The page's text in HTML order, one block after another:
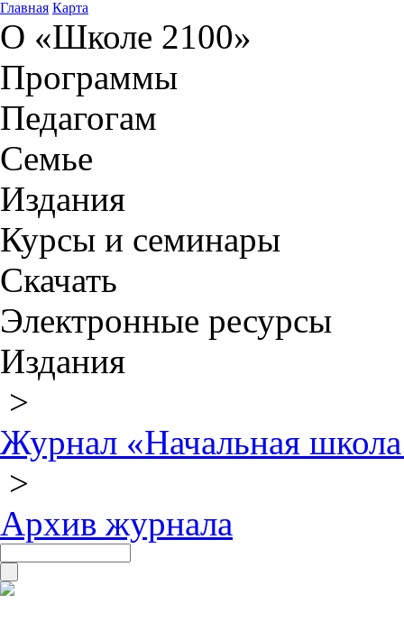
Главная Карта
О «Школе 2100»
Программы
Педагогам
Семье
Издания
Курсы и семинары
Скачать
Электронные ресурсы
Издания
>
Журнал «Начальная
>
Архив журнала